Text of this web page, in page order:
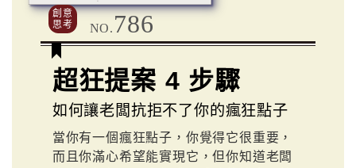
創意
思考
NO. 786
超狂提案 4 步驟
如何讓老闆抗拒不了你的瘋狂點子
當你有一個瘋狂點子，你覺得它很重要，
而且你滿心希望能實現它，但你知道老闆